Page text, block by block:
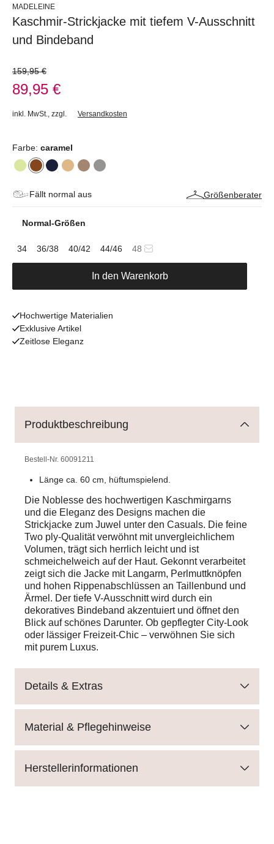
MADELEINE
Kaschmir-Strickjacke mit tiefem V-Ausschnitt
und Bindeband
159,95 €
89,95 €
inkl. MwSt. zzgl. Versandkosten
Farbe: caramel
Fällt normal aus Größenberater
Normal-Größen
34 36/38 40/42 44/46 48
In den Warenkorb
Hochwertige Materialien
Exklusive Artikel
Zeitlose Eleganz
Produktbeschreibung
Bestell-Nr. 60091211
Länge ca. 60 cm, hüftumspielend.
Die Noblesse des hochwertigen Kaschmirgarns
und die Eleganz des Designs machen die
Strickjacke zum Juwel unter den Casuals. Die feine
Two ply-Qualität verwöhnt mit unvergleichlichem
Volumen, trägt sich herrlich leicht und ist
schmeichelweich auf der Haut. Gekonnt verarbeitet
zeigt sich die Jacke mit Langarm, Perlmuttknöpfen
und hohen Rippenabschlüssen an Taillenbund und
Ärmel. Der tiefe V-Ausschnitt wird durch ein
dekoratives Bindeband akzentuiert und öffnet den
Blick auf schönes Darunter. Ob gepflegter City-Look
oder lässiger Freizeit-Chic – verwöhnen Sie sich
mit purem Luxus.
Details & Extras
Material & Pflegehinweise
Herstellerinformationen